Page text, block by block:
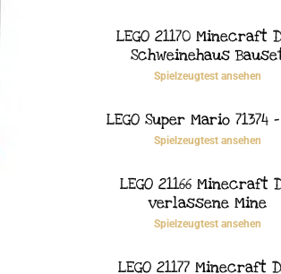
LEGO 21170 Minecraft
Schweinehaus
Spielzeugtest ansehen
LEGO Super Mario 71374 –
Spielzeugtest ansehen
LEGO 21166 Minecraft
verlassene Mine
Spielzeugtest ansehen
LEGO 21177 Minecraft